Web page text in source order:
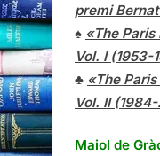
premi
♠ «The
Vol. I (1953-
♣ «The
Vol. II
Maiol de